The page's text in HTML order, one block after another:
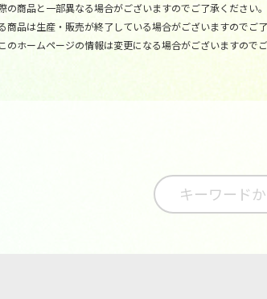
商品と一部異なる場合がございますのでご了承ください。
品は生産・販売が終了している場合がございますのでご了
ホームページの情報は変更になる場合がございますのでご